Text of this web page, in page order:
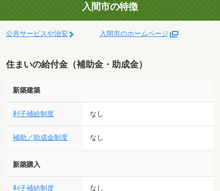
入間市の特徴
公共サービスや治安 入間市のホームページ
住まいの給付金（補助金・助成金）
新築建築
利子補給制度 なし
補助／助成金制度 なし
新築購入
利子補給制度 なし